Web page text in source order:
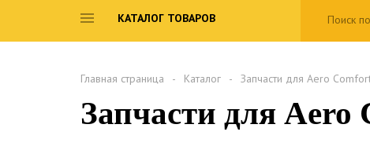
КАТАЛОГ ТОВАРОВ
Главная страница Каталог Запчасти для Aero
Запчасти для